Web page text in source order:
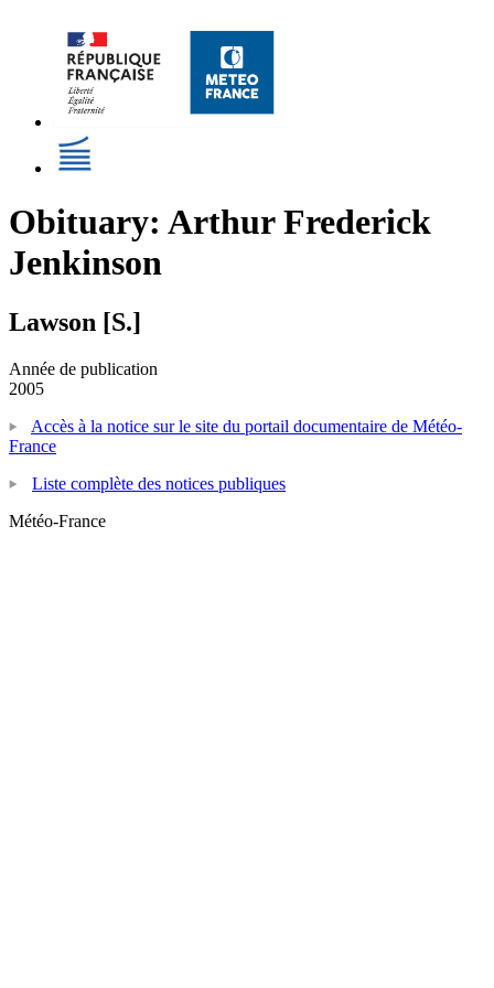
Obituary: Arthur Frederick
Jenkinson
Lawson [S.]
Année de publication
2005
Accès à la notice sur le site du portail documentaire de Météo-
France
Liste complète des notices publiques
Météo-France